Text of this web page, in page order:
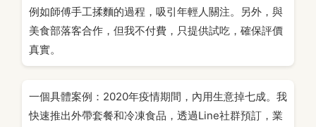
例如師傅手工揉麵的過程，吸引年輕人關注。另外，與
美食部落客合作，但我不付費，只提供試吃，確保評價
真實。
一個具體案例：2020年疫情期間，內用生意掉七成。我
快速推出外帶套餐和冷凍食品，透過Line社群預訂，業